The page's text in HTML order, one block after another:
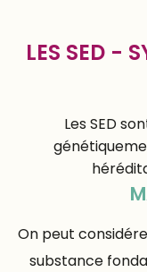
LES SED -
Les SED
On peut
substance